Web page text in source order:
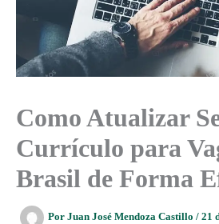
Como Atualizar
Currículo para
Brasil de Forma
Por Juan José Mendoza Castillo / 21